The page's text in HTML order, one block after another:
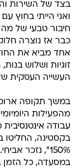
בצד של השירות
ואני הייתי בחוץ
חיבור טבעי של
כבר אז נוצרה
זוגיות ושלוש
העשייה העסקית
במשך תקופה
מהפעילות
עבודה
בקסטינה, החליטו
150%", נזכר
במסעדה, כל הזמן